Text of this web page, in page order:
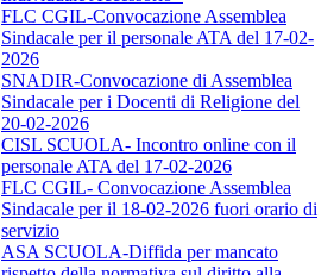
FLC CGIL-Convocazione Assemblea
Sindacale per il personale ATA del 17-02-
2026
SNADIR-Convocazione di Assemblea
Sindacale per i Docenti di Religione del
20-02-2026
CISL SCUOLA- Incontro online con il
personale ATA del 17-02-2026
FLC CGIL- Convocazione Assemblea
Sindacale per il 18-02-2026 fuori orario di
servizio
ASA SCUOLA-Diffida per mancato